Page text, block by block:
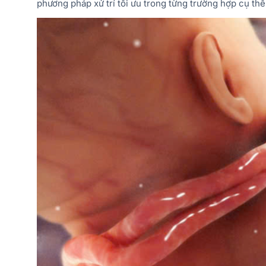
phương pháp xử trí tối ưu trong từng trường hợp cụ